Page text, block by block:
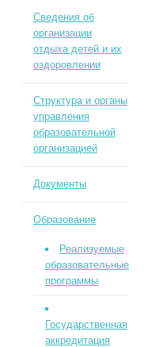
Сведения об
организации
отдыха детей и их
оздоровлении
Структура и органы
управления
образовательной
организацией
Документы
Образование
Реализуемые
образовательные
программы
Государственная
аккредитация